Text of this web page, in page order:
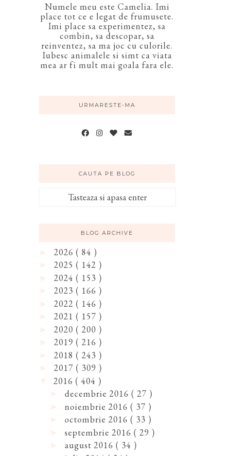
Numele meu este Camelia. Imi
place tot ce e legat de frumusete.
Imi place sa experimentez, sa
combin, sa descopar, sa
reinventez, sa ma joc cu culorile.
Iubesc animalele si simt ca viata
mea ar fi mult mai goala fara ele.
URMARESTE-MA
CAUTA PE BLOG
BLOG ARCHIVE
2026 ( 84 )
2025 ( 142 )
2024 ( 153 )
2023 ( 166 )
2022 ( 146 )
2021 ( 157 )
2020 ( 200 )
2019 ( 216 )
2018 ( 243 )
2017 ( 309 )
2016 ( 404 )
decembrie 2016 ( 27 )
noiembrie 2016 ( 37 )
octombrie 2016 ( 33 )
septembrie 2016 ( 29 )
august 2016 ( 34 )